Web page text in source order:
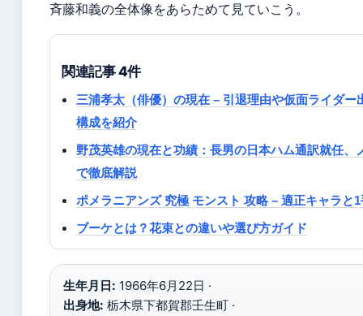
斉藤和義の全体像をあらためて見ていこう。
関連記事 4件
三浦孝太（俳優）の現在 – 引退理由や仮面ライダ
構成を紹介
野茂英雄の現在と功績：長男の日本ハム通訳就任
で徹底解説
ポメラニアンズ 究極 モンスト 攻略 – 適正キャラと
ブーケとは？花束との違いや選び方ガイド
生年月日: 1966年6月22日 ·
出身地: 栃木県下都賀郡壬生町 ·